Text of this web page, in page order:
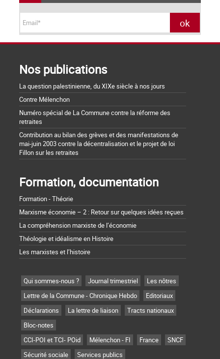
Nos publications
La question palestinienne, du XIXe siècle à nos jours
Contre Mélenchon
Numéro spécial de La Commune contre la réforme des
retraites
Contribution au bilan des grèves et des manifestations de
mai-juin 2003 contre la décentralisation et le projet de loi
Fillon sur les retraites
Formation, documentation
Formation - Théorie
Marxisme économie – 2 : Retour sur quelques idées reçues
La compréhension marxiste de l’économie
Théologie et idéalisme en Histoire
Les marxistes et l’histoire
Qui sommes-nous ? Journal trimestriel
Les nôtres
Lettre de la Commune - Chronique Hebdo
Editoriaux
Déclarations
La lettre de liaison
Tracts nationaux
Bloc-notes
CCI-POI et TCI- POid
Mélenchon - FI France
SNCF
Sécurité sociale
Services publics